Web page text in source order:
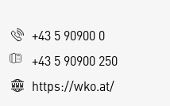
+43 5 90900 0
+43 5 90900 250
https://wko.at/
s
e
S